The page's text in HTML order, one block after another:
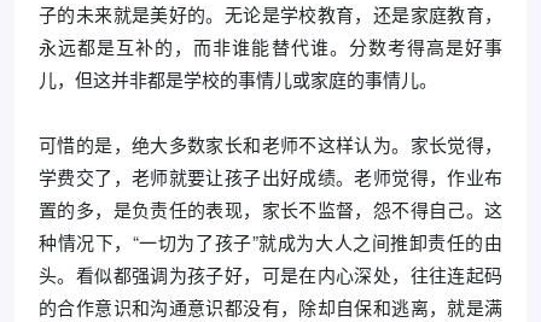
子的未来就是美好的。无论是学校教育，还是家庭教育，
永远都是互补的，而非谁能替代谁。分数考得高是好事
儿，但这并非都是学校的事情儿或家庭的事情儿。
可惜的是，绝大多数家长和老师不这样认为。家长觉得，
学费交了，老师就要让孩子出好成绩。老师觉得，作业布
置的多，是负责任的表现，家长不监督，怨不得自己。这
种情况下，“一切为了孩子”就成为大人之间推卸责任的由
头。看似都强调为孩子好，可是在内心深处，往往连起码
的合作意识和沟通意识都没有，除却自保和逃离，就是满